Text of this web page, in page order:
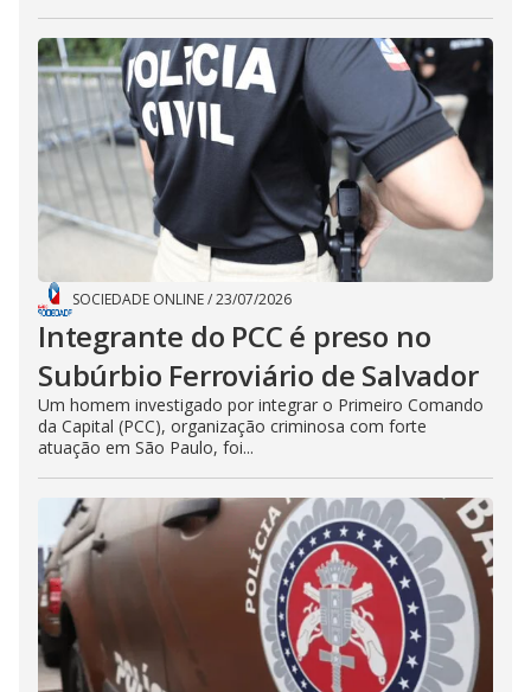
SOCIEDADE ONLINE/23/07/2026
Integrante do PCC é preso no
Subúrbio Ferroviário de Salvador
Um homem investigado por integrar o Primeiro Comando
da Capital (PCC), organização criminosa com forte
atuação em São Paulo, foi...